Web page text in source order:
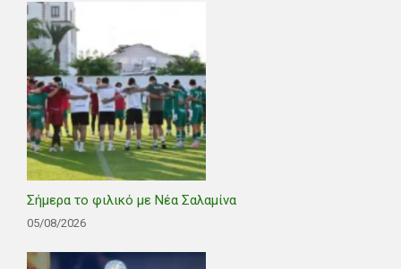
Σήμερα το φιλικό με Νέα Σαλαμίνα
05/08/2026